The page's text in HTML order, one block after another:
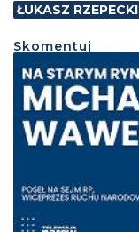
ŁUKASZ RZEPECKI
Skomentuj